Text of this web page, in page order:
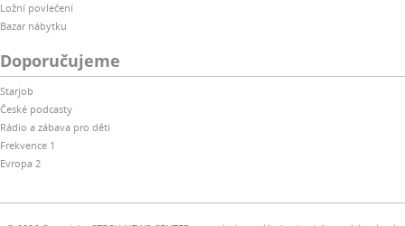
Ložní povlečení
Bazar nábytku
Doporučujeme
Starjob
České podcasty
Rádio a zábava pro děti
Frekvence 1
Evropa 2